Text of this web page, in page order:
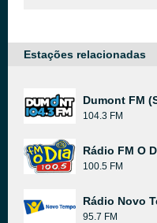
Estações relacionadas
Dumont FM
104.3 FM
Rádio FM O
100.5 FM
Rádio Novo
95.7 FM